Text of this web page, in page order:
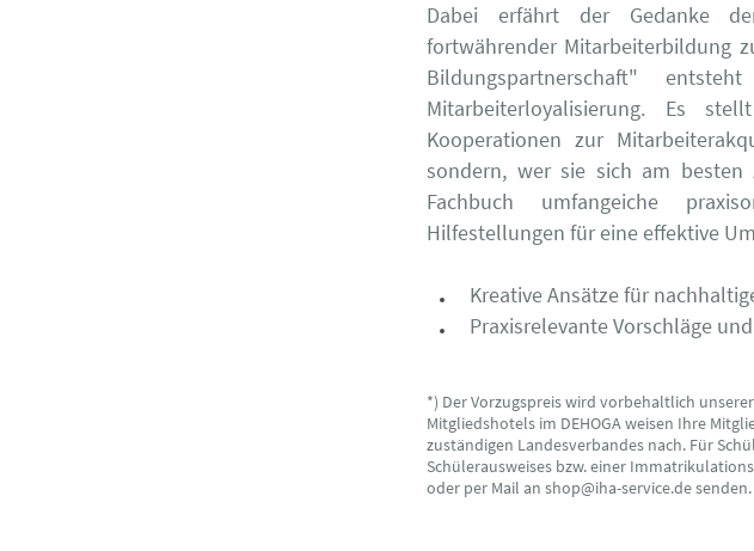
Dabei erfährt der Gedanke
fortwährender Mitarbeiterbildung
Bildungspartnerschaft"
Mitarbeiterloyalisierung. Es
Kooperationen zur
sondern, wer sie sich am
Fachbuch umfangeiche
Hilfestellungen für eine effektive
Kreative Ansätze für
Praxisrelevante Vorschläge
*) Der Vorzugspreis wird vorbehaltlich
Mitgliedshotels im DEHOGA weisen Ihre
zuständigen Landesverbandes nach. Für
Schülerausweises bzw. einer
oder per Mail an shop@iha-service.de senden.